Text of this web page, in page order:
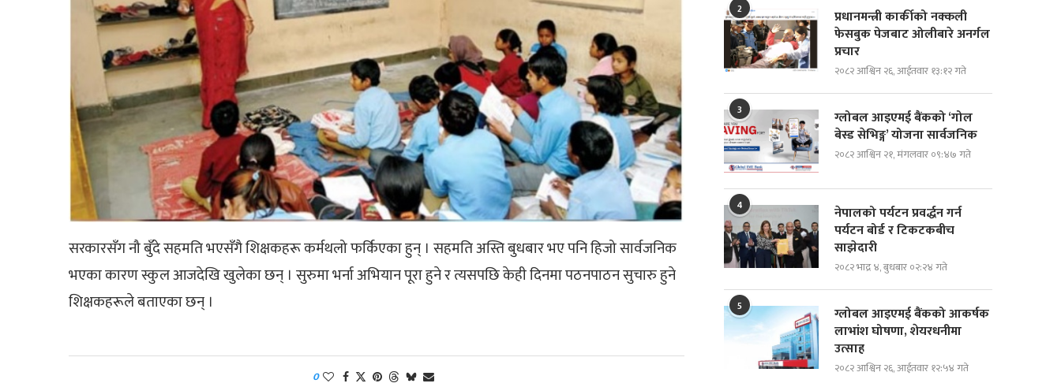
सरकारसँग नौ बुँदे सहमति भएसँगै शिक्षकहरू कर्मथलो फर्किएका हुन् । सहमति अस्ति बुधबार भए पनि हिजो सार्वजनिक
भएका कारण स्कुल आजदेखि खुलेका छन् । सुरुमा भर्ना अभियान पूरा हुने र त्यसपछि केही दिनमा पठनपाठन सुचारु हुने
शिक्षकहरूले बताएका छन् ।
0
2
प्रधानमन्त्री कार्कीको नक्कली
फेसबुक पेजबाट ओलीबारे अनर्गल
प्रचार
२०८२ आश्विन २६, आईतवार १३:१२ गते
3
ग्लोबल आइएमई बैंकको ‘गोल
बेस्ड सेभिङ्ग’ योजना सार्वजनिक
२०८२ आश्विन २१, मंगलवार ०९:४७ गते
4
नेपालको पर्यटन प्रवर्द्धन गर्न
पर्यटन बोर्ड र टिकटकबीच
साझेदारी
२०८२ भाद्र ४, बुधबार ०२:२४ गते
5
ग्लोबल आइएमई बैंकको आकर्षक
लाभांश घोषणा, शेयरधनीमा
उत्साह
२०८२ आश्विन २६, आईतवार १२:५४ गते